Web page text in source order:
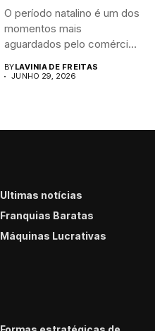
O período natalino é um dos
momentos mais
aguardados pelo comércio
BYLAVINIA DE FREITAS
JUNHO 29, 2026
Últimas notícias
Franquias Baratas
Máquinas Lucrativas